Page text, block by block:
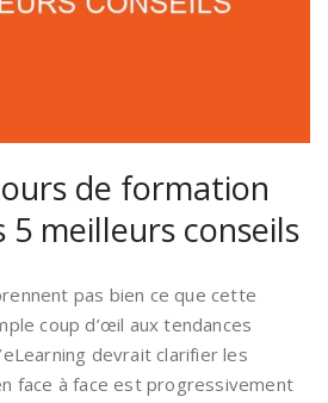
de formation
5 meilleurs conseils
pas bien ce que cette
coup d’œil aux tendances
devrait clarifier les
face à face est progressivement